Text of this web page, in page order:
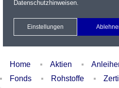
Xetra Realtime
Watchlist
Home Aktien
Fonds
Rohstoffe
Datenschutzhinweisen.
Einstellungen